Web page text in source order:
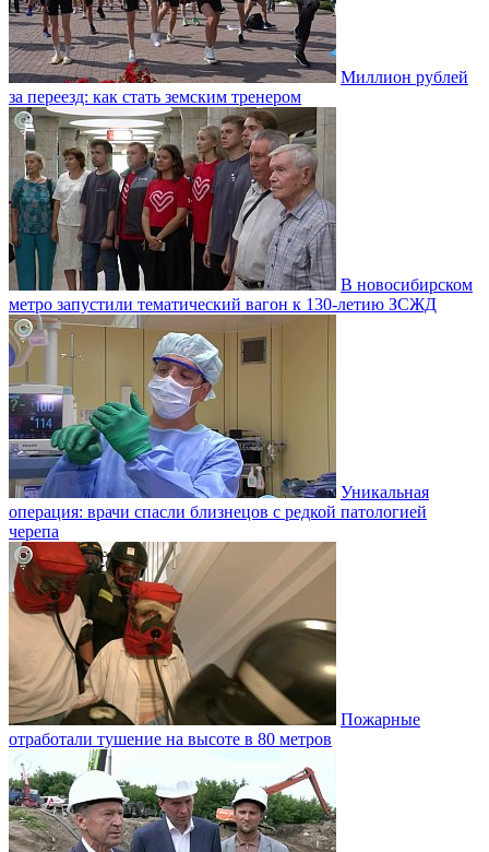
Миллион рублей
за переезд: как стать земским тренером
В новосибирском
метро запустили тематический вагон к 130-летию ЗСЖД
Уникальная
операция: врачи спасли близнецов с редкой патологией
черепа
Пожарные
отработали тушение на высоте в 80 метров